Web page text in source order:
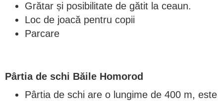
Grătar și posibilitate de gătit la ceaun.
Loc de joacă pentru copii
Parcare
Pârtia de schi Băile Homorod
Pârtia de schi are o lungime de 400 m, este